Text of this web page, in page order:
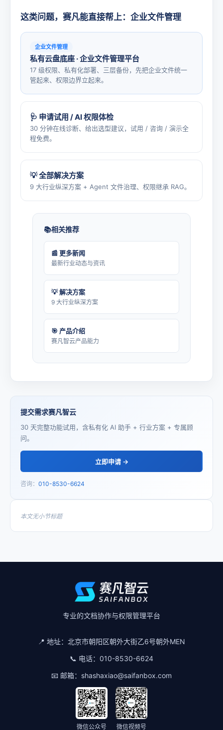
这类问题，赛凡能直接帮上：企业文件管理
企业文件管理
私有云盘底座 · 企业文件管理平台
17 级权限、私有化部署、三层备份，先把企业文件统一
管起来、权限边界立起来。
🩺 申请试用 / AI 权限体检
30 分钟在线诊断、给出选型建议，试用 / 咨询 / 演示全
程免费。
💡 全部解决方案
9 大行业纵深方案 + Agent 文件治理、权限继承 RAG。
相关推荐
📰 更多新闻
最新行业动态与资讯
💡 解决方案
9 大行业纵深方案
🎯 产品介绍
赛凡智云产品能力
提交需求赛凡智云
30 天完整功能试用，含私有化 AI 助手 + 行业方案 + 专属顾
问。
立即申请 →
咨询： 010-8530-6624
本文无小节标题
专业的文档协作与权限管理平台
📍 地址： 北京市朝阳区朝外大街乙6号朝外MEN
📞 电话： 010-8530-6624
📧 邮箱： shashaxiao@saifanbox.com
微信公众号 微信视频号